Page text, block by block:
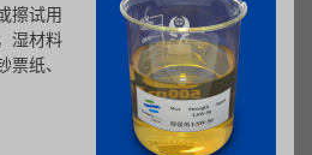
擦试用
湿材料
纸、